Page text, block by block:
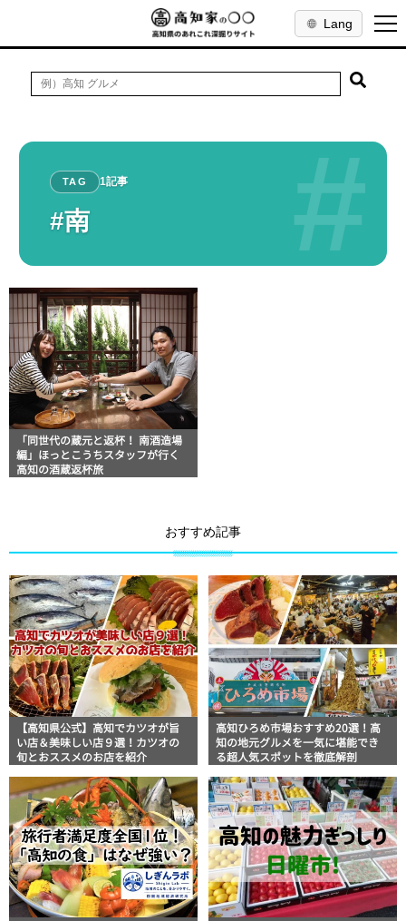
Lang
#
TAG 1記事
#南
「同世代の蔵元と返杯！ 南酒造場
編」ほっとこうちスタッフが行く
高知の酒蔵返杯旅
おすすめ記事
【高知県公式】高知でカツオが旨
い店＆美味しい店９選！カツオの
旬とおススメのお店を紹介
高知ひろめ市場おすすめ20選！高
知の地元グルメを一気に堪能でき
る超人気スポットを徹底解剖